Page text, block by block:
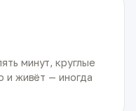
минут, круглые
и живёт — иногда